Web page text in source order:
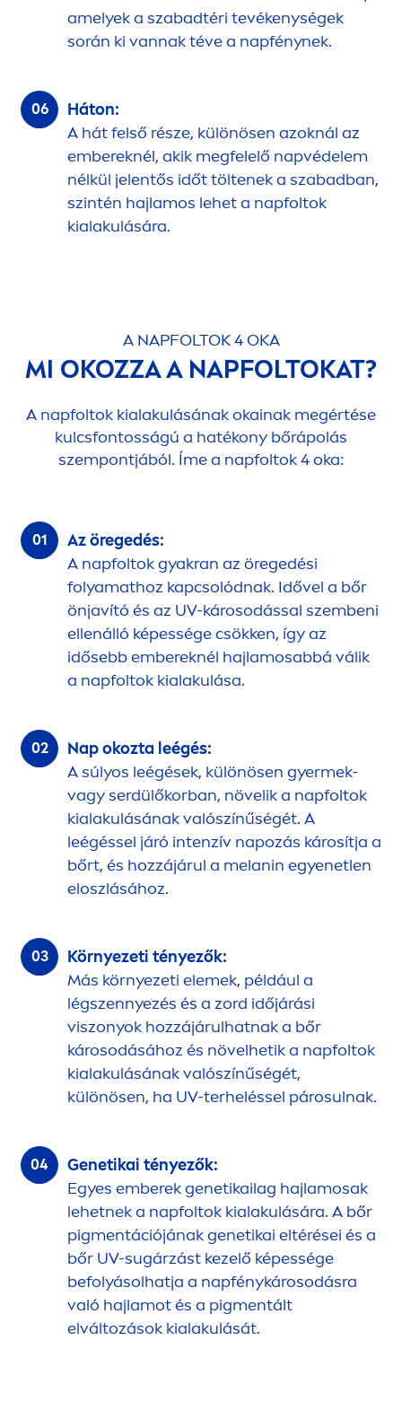
amelyek a szabadtéri tevékenységek
során ki vannak téve a napfénynek.
Háton:
A hát felső része, különösen azoknál az
embereknél, akik megfelelő napvédelem
nélkül jelentős időt töltenek a szabadban,
szintén hajlamos lehet a napfoltok
kialakulására.
A NAPFOLTOK 4 OKA
MI OKOZZA A NAPFOLTOKAT?
A napfoltok kialakulásának okainak megértése
kulcsfontosságú a hatékony bőrápolás
szempontjából. Íme a napfoltok 4 oka:
Az öregedés:
A napfoltok gyakran az öregedési
folyamathoz kapcsolódnak. Idővel a bőr
önjavító és az UV-károsodással szembeni
ellenálló képessége csökken, így az
idősebb embereknél hajlamosabbá válik
a napfoltok kialakulása.
Nap okozta leégés:
A súlyos leégések, különösen gyermek-
vagy serdülőkorban, növelik a napfoltok
kialakulásának valószínűségét. A
leégéssel járó intenzív napozás károsítja a
bőrt, és hozzájárul a melanin egyenetlen
eloszlásához.
Környezeti tényezők:
Más környezeti elemek, például a
légszennyezés és a zord időjárási
viszonyok hozzájárulhatnak a bőr
károsodásához és növelhetik a napfoltok
kialakulásának valószínűségét,
különösen, ha UV-terheléssel párosulnak.
Genetikai tényezők:
Egyes emberek genetikailag hajlamosak
lehetnek a napfoltok kialakulására. A bőr
pigmentációjának genetikai eltérései és a
bőr UV-sugárzást kezelő képessége
befolyásolhatja a napfénykárosodásra
való hajlamot és a pigmentált
elváltozások kialakulását.